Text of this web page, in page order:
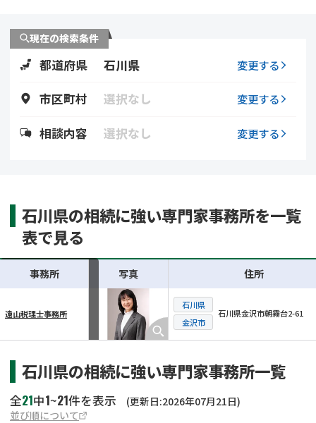
現在の検索条件
都道府県 石川県 変更する
市区町村 選択なし 変更する
相談内容 選択なし 変更する
石川県の相続に強い専門家事務所を一覧
表で見る
横スクロール可能
事務所 写真 住所
遠山税理士事務所
石川県
金沢市
石川県金沢市朝霧台2-61
石川県の相続に強い専門家事務所一覧
全21中1~21件を表示
(更新日:2026年07月21日)
並び順について